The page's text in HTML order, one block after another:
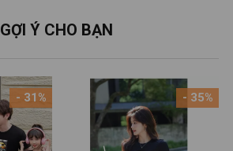
GỢI Ý CHO BẠN
- 31% - 35%